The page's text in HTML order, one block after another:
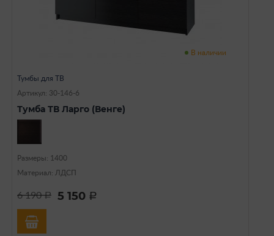
В наличии
Тумбы для ТВ
Артикул: 30-146-6
Тумба ТВ Ларго (Венге)
Размеры: 1400
Материал: ЛДСП
6 190a 5 150 a